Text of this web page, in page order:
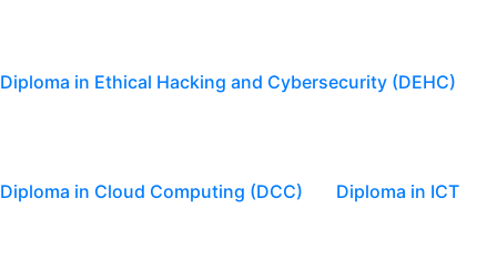
Diploma in Ethical Hacking and Cybersecurity (DEHC)
Diploma in Cloud Computing (DCC) Diploma in ICT